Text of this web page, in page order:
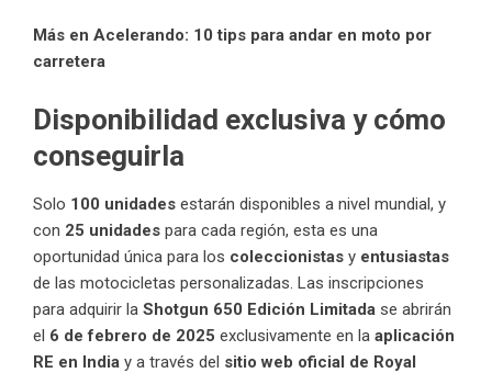
Más en Acelerando: 10 tips para andar en moto por
carretera
Disponibilidad exclusiva y cómo
conseguirla
Solo 100 unidades estarán disponibles a nivel mundial, y
con 25 unidades para cada región, esta es una
oportunidad única para los coleccionistas y entusiastas
de las motocicletas personalizadas. Las inscripciones
para adquirir la Shotgun 650 Edición Limitada se abrirán
el 6 de febrero de 2025 exclusivamente en la aplicación
RE en India y a través del sitio web oficial de Royal